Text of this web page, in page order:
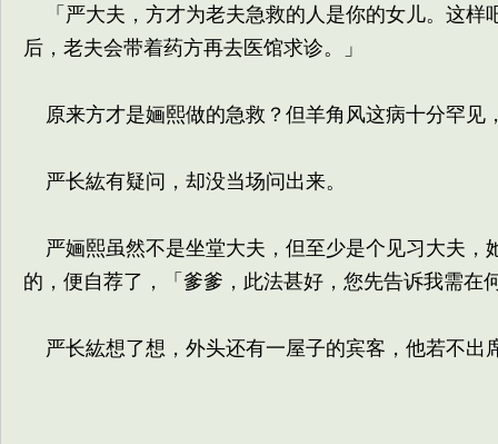
「严大夫，方才为老夫急救的人是你的女儿。这样
后，老夫会带着药方再去医馆求诊。」
原来方才是婳熙做的急救？但羊角风这病十分罕见
严长紘有疑问，却没当场问出来。
严婳熙虽然不是坐堂大夫，但至少是个见习大夫，
的，便自荐了，「爹爹，此法甚好，您先告诉我需在
严长紘想了想，外头还有一屋子的宾客，他若不出